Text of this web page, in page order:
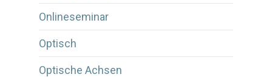
Onlineseminar
Optisch
Optische Achsen